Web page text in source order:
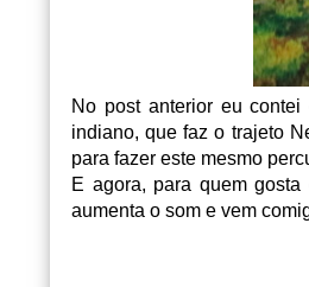
No post anterior eu
indiano, que faz o trajeto
para fazer este mesmo
E agora, para quem
aumenta o som e vem